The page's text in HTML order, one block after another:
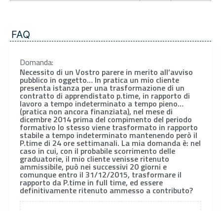
FAQ
Domanda:
Necessito di un Vostro parere in merito all’avviso
pubblico in oggetto… In pratica un mio cliente
presenta istanza per una trasformazione di un
contratto di apprendistato p.time, in rapporto di
lavoro a tempo indeterminato a tempo pieno…
(pratica non ancora finanziata), nel mese di
dicembre 2014 prima del compimento del periodo
formativo lo stesso viene trasformato in rapporto
stabile a tempo indeterminato mantenendo però il
P.time di 24 ore settimanali. La mia domanda è: nel
caso in cui, con il probabile scorrimento delle
graduatorie, il mio cliente venisse ritenuto
ammissibile, può nei successivi 20 giorni e
comunque entro il 31/12/2015, trasformare il
rapporto da P.time in full time, ed essere
definitivamente ritenuto ammesso a contributo?